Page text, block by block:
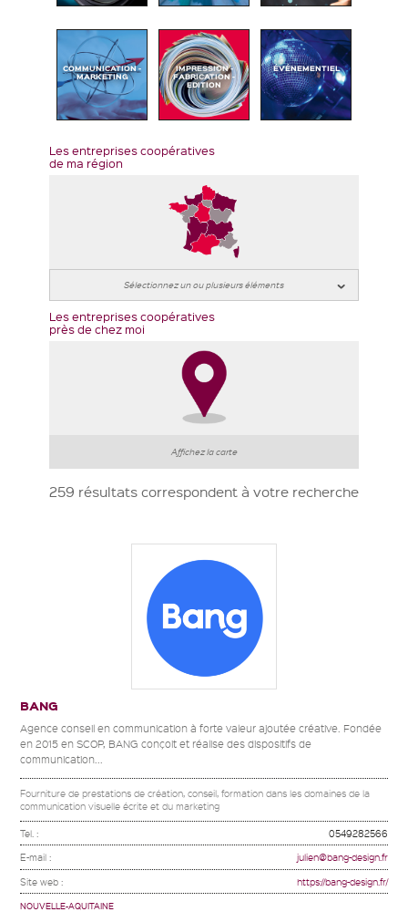
COMMUNICATION -
MARKETING
IMPRESSION -
FABRICATION -
EDITION
ÉVÉNEMENTIEL
Les entreprises coopératives
de ma région
Les entreprises coopératives
près de chez moi
Affichez la carte
259 résultats correspondent à votre recherche
BANG
Agence conseil en communication à forte valeur ajoutée créative. Fondée
en 2015 en SCOP, BANG conçoit et réalise des dispositifs de
communication...
Fourniture de prestations de création, conseil, formation dans les domaines de la
communication visuelle écrite et du marketing
Tel. : 0549282566
E-mail : julien@bang-design.fr
Site web : https://bang-design.fr/
NOUVELLE-AQUITAINE